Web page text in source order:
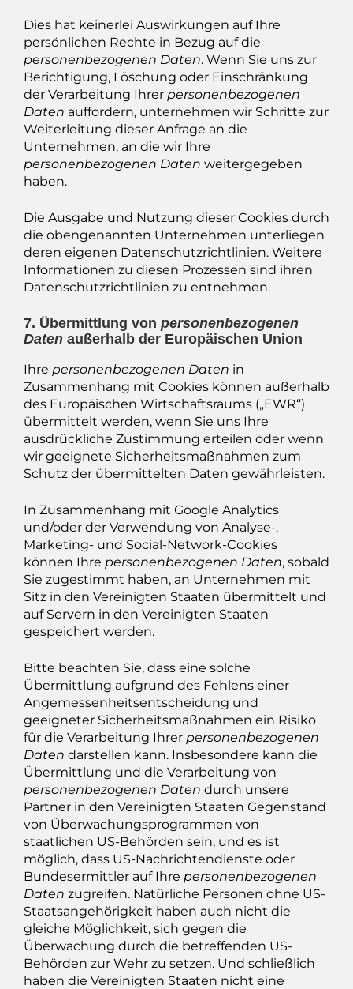
Dies hat keinerlei Auswirkungen auf Ihre
persönlichen Rechte in Bezug auf die
personenbezogenen Daten. Wenn Sie uns zur
Berichtigung, Löschung oder Einschränkung
der Verarbeitung Ihrer personenbezogenen
Daten auffordern, unternehmen wir Schritte zur
Weiterleitung dieser Anfrage an die
Unternehmen, an die wir Ihre
personenbezogenen Daten weitergegeben
haben.
Die Ausgabe und Nutzung dieser Cookies durch
die obengenannten Unternehmen unterliegen
deren eigenen Datenschutzrichtlinien. Weitere
Informationen zu diesen Prozessen sind ihren
Datenschutzrichtlinien zu entnehmen.
7. Übermittlung von personenbezogenen
Daten außerhalb der Europäischen Union
Ihre personenbezogenen Daten in
Zusammenhang mit Cookies können außerhalb
des Europäischen Wirtschaftsraums („EWR“)
übermittelt werden, wenn Sie uns Ihre
ausdrückliche Zustimmung erteilen oder wenn
wir geeignete Sicherheitsmaßnahmen zum
Schutz der übermittelten Daten gewährleisten.
In Zusammenhang mit Google Analytics
und/oder der Verwendung von Analyse-,
Marketing- und Social-Network-Cookies
können Ihre personenbezogenen Daten, sobald
Sie zugestimmt haben, an Unternehmen mit
Sitz in den Vereinigten Staaten übermittelt und
auf Servern in den Vereinigten Staaten
gespeichert werden.
Bitte beachten Sie, dass eine solche
Übermittlung aufgrund des Fehlens einer
Angemessenheitsentscheidung und
geeigneter Sicherheitsmaßnahmen ein Risiko
für die Verarbeitung Ihrer personenbezogenen
Daten darstellen kann. Insbesondere kann die
Übermittlung und die Verarbeitung von
personenbezogenen Daten durch unsere
Partner in den Vereinigten Staaten Gegenstand
von Überwachungsprogrammen von
staatlichen US-Behörden sein, und es ist
möglich, dass US-Nachrichtendienste oder
Bundesermittler auf Ihre personenbezogenen
Daten zugreifen. Natürliche Personen ohne US-
Staatsangehörigkeit haben auch nicht die
gleiche Möglichkeit, sich gegen die
Überwachung durch die betreffenden US-
Behörden zur Wehr zu setzen. Und schließlich
haben die Vereinigten Staaten nicht eine